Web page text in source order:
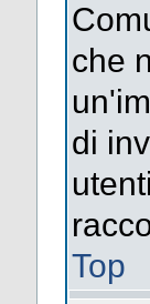
che
di
Top